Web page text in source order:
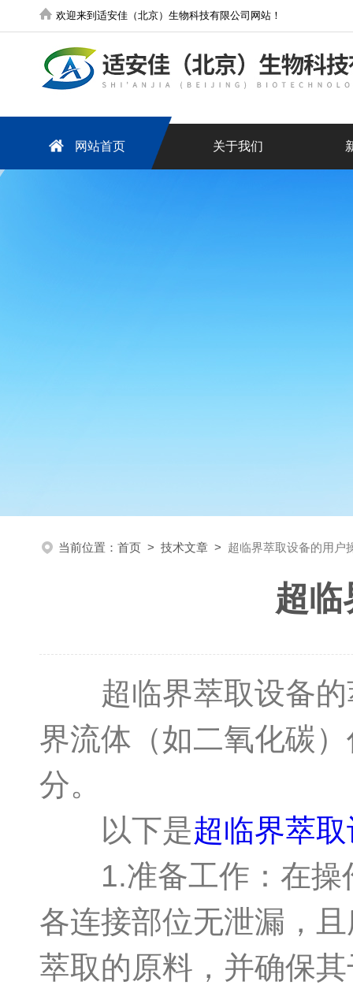
欢迎来到适安佳（北京）生物科技有限公司网站！
网站首页 关于我们
当前位置： 首页 > 技术文章 > 超临界萃取设备的用户
超临
超临界萃取设备的
界流体（如二氧化碳
分。
以下是超临界萃
1.准备工作：在操
各连接部位无泄漏，
萃取的原料，并确保